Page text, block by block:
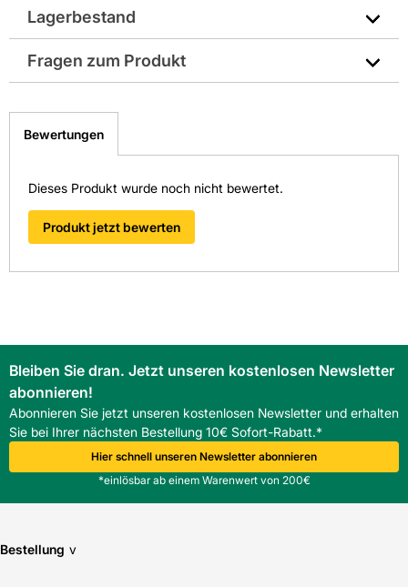
Hersteller-Art.-Nr.: DUH507Z
EAN: 0088381777131, 088381777131 ,
2100015939208
Lagerbestand
Fragen zum Produkt
weitergeleitet zu werden. Wir werden Ihre Anfrage
schnellstmöglich bearbeiten.
Bewertungen
Dieses Produkt wurde noch nicht bewertet.
Produkt jetzt bewerten
Bleiben Sie dran. Jetzt unseren kostenlosen Newsletter
abonnieren!
Abonnieren Sie jetzt unseren kostenlosen Newsletter und erhalten
Sie bei Ihrer nächsten Bestellung 10€ Sofort-Rabatt.*
Hier schnell unseren Newsletter abonnieren
*einlösbar ab einem Warenwert von 200€
Bestellung v